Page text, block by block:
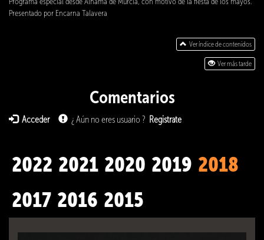
Presentado por Encarna Talavera
Ver índice de contenidos
Ver más tarde
Comentarios
Acceder ¿ Aún no eres usuario ? Registrate
2022 2021 2020 2019 2018
2017 2016 2015